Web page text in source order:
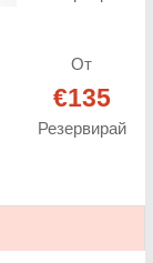
От
€135
Резервирай